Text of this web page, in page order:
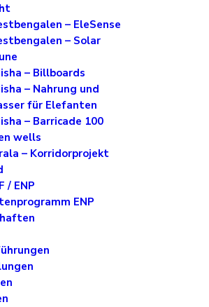
– EleSense
– Solar
– Billboards
– Nahrung und
für Elefanten
– Barricade 100
wells
– Korridorprojekt
/ ENP
ENP